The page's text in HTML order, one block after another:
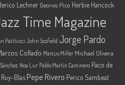
Lechner Georvis Pico Herbie Hancock
Time Magazine
Patitucci John Scofield Jorge Pardo
Collado Marcus Miller Michael Olivera
Noa Lur Pablo Martín Caminero Paco de
Blas Pepe Rivero Perico Sambeat